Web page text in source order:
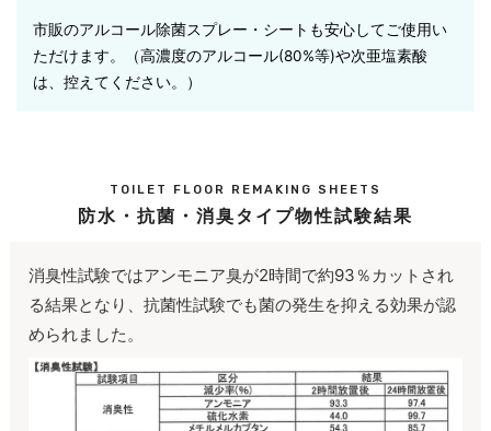
市販のアルコール除菌スプレー・シートも安心してご使用い
ただけます。（高濃度のアルコール(80%等)や次亜塩素酸
は、控えてください。）
TOILET FLOOR REMAKING SHEETS
防水・抗菌・消臭タイプ物性試験結果
消臭性試験ではアンモニア臭が2時間で約93％カットされ
る結果となり、抗菌性試験でも菌の発生を抑える効果が認
められました。